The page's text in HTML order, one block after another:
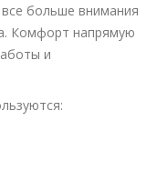
больше внимания
Комфорт напрямую
и